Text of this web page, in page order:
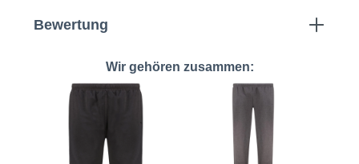
Bewertung
Wir gehören zusammen: